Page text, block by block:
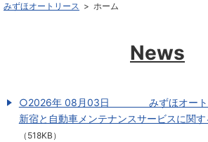
みずほオートリース ホーム
News
○2026年 08月03日 みずほオートリ
新宿と自動車メンテナンスサービスに関
（518KB）